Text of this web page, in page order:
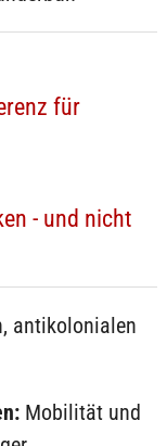
für
- und nicht
antikolonialen
Mobilität und